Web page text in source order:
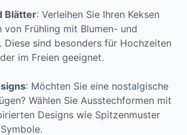
Blätter: Verleihen Sie Ihren Keksen
von Frühling mit Blumen- und
Diese sind besonders für Hochzeiten
im Freien geeignet.
: Möchten Sie eine nostalgische
Wählen Sie Ausstechformen mit
Designs wie Spitzenmuster